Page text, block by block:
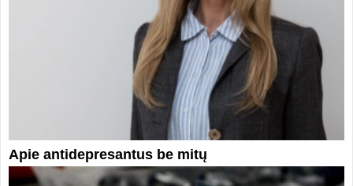
Apie antidepresantus be mitų